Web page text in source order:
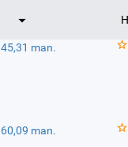
45,31 man.
60,09 man.